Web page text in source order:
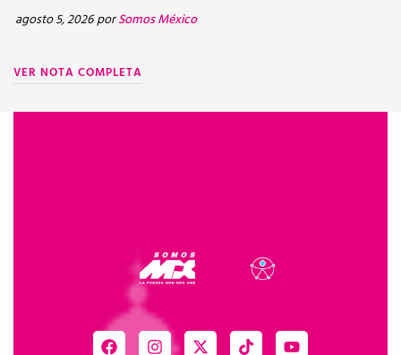
agosto 5, 2026porSomos México
VER NOTA COMPLETA